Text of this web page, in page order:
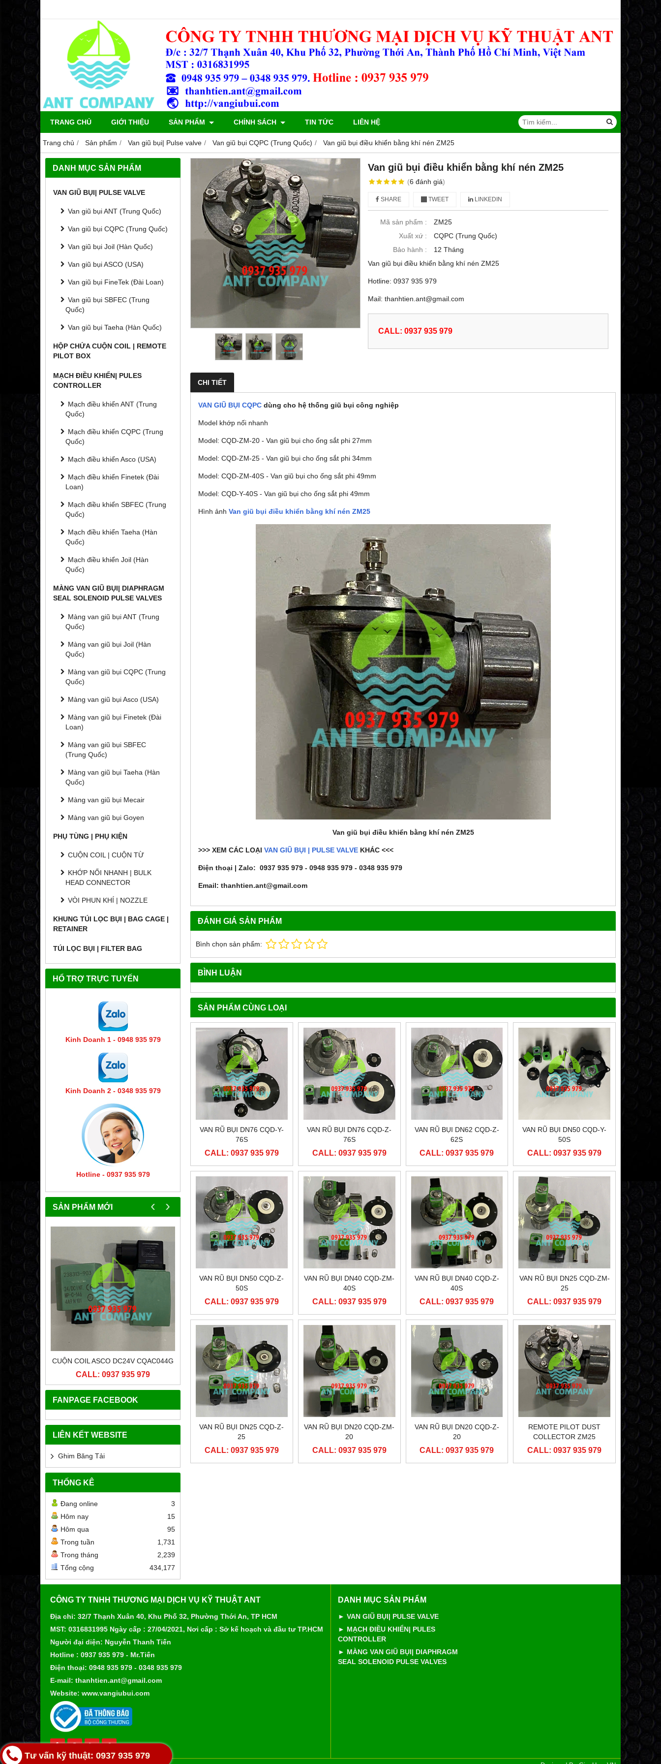
TRANG CHỦ GIỚI THIỆU SẢN PHẨM CHÍNH SÁCH TIN TỨC LIÊN HỆ
Trang chủ Sản phẩm Van giũ bụi| Pulse valve Van giũ bụi CQPC (Trung Quốc) Van giũ bụi điều khiển bằng khí nén ZM25
DANH MỤC SẢN PHẨM
VAN GIŨ BỤI| PULSE VALVE
Van giũ bụi ANT (Trung Quốc)
Van giũ bụi CQPC (Trung Quốc)
Van giũ bụi Joil (Hàn Quốc)
Van giũ bụi ASCO (USA)
Van giũ bụi FineTek (Đài Loan)
Van giũ bụi SBFEC (Trung
Quốc)
Van giũ bụi Taeha (Hàn Quốc)
HỘP CHỨA CUỘN COIL | REMOTE
PILOT BOX
MẠCH ĐIỀU KHIỂN| PULES
CONTROLLER
Mạch điều khiển ANT (Trung
Quốc)
Mạch điều khiển CQPC (Trung
Quốc)
Mạch điều khiển Asco (USA)
Mạch điều khiển Finetek (Đài
Loan)
Mạch điều khiển SBFEC (Trung
Quốc)
Mạch điều khiển Taeha (Hàn
Quốc)
Mạch điều khiển Joil (Hàn
Quốc)
MÀNG VAN GIŨ BỤI| DIAPHRAGM
SEAL SOLENOID PULSE VALVES
Màng van giũ bụi ANT (Trung
Quốc)
Màng van giũ bụi Joil (Hàn
Quốc)
Màng van giũ bụi CQPC (Trung
Quốc)
Màng van giũ bụi Asco (USA)
Màng van giũ bụi Finetek (Đài
Loan)
Màng van giũ bụi SBFEC
(Trung Quốc)
Màng van giũ bụi Taeha (Hàn
Quốc)
Màng van giũ bụi Mecair
Màng van giũ bụi Goyen
PHỤ TÙNG | PHỤ KIỆN
CUỘN COIL | CUỘN TỪ
KHỚP NỐI NHANH | BULK
HEAD CONNECTOR
VÒI PHUN KHÍ | NOZZLE
KHUNG TÚI LỌC BỤI | BAG CAGE |
RETAINER
TÚI LỌC BỤI | FILTER BAG
HỔ TRỢ TRỰC TUYẾN
Kinh Doanh 1 - 0948 935 979
Kinh Doanh 2 - 0348 935 979
Hotline - 0937 935 979
SẢN PHẨM MỚI
CUỘN COIL ASCO DC24V CQAC044G
CALL: 0937 935 979
ĐẦU CUỘN COIL TAEHA CQTHP
CALL: 0937 935 979
ĐẦU CUỘN COIL ASCO CQAP044
CALL: 0937 935 979
ĐẦU CUỘN COIL ASCO CQAP051
CALL: 0937 935 979
ĐẦU CUỘN
CALL: 0937
‹ ›
FANPAGE FACEBOOK
LIÊN KẾT WEBSITE
Ghim Băng Tải
THỐNG KÊ
Đang online
3
Hôm nay
15
Hôm qua
95
Trong tuần
1,731
Trong tháng
2,239
Tổng cộng
434,177
Van giũ bụi điều khiển bằng khí nén ZM25
(6 đánh giá)
SHARE TWEET LINKEDIN
Mã sản phẩm :
ZM25
Xuất xứ :
CQPC (Trung Quốc)
Bảo hành :
12 Tháng
Van giũ bụi điều khiển bằng khí nén ZM25
Hotline: 0937 935 979
Mail: thanhtien.ant@gmail.com
CALL: 0937 935 979
CHI TIẾT
VAN GIŨ BỤI CQPC dùng cho hệ thống giũ bụi công nghiệp
Model khớp nối nhanh
Model: CQD-ZM-20 - Van giũ bụi cho ống sắt phi 27mm
Model: CQD-ZM-25 - Van giũ bụi cho ống sắt phi 34mm
Model: CQD-ZM-40S - Van giũ bụi cho ống sắt phi 49mm
Model: CQD-Y-40S - Van giũ bụi cho ống sắt phi 49mm
Hình ảnh Van giũ bụi điều khiển bằng khí nén ZM25
Van giũ bụi điều khiển bằng khí nén ZM25
>>> XEM CÁC LOẠI VAN GIŨ BỤI | PULSE VALVE KHÁC <<<
Điện thoại | Zalo: 0937 935 979 - 0948 935 979 - 0348 935 979
Email: thanhtien.ant@gmail.com
ĐÁNH GIÁ SẢN PHẨM
Bình chọn sản phẩm:
BÌNH LUẬN
SẢN PHẨM CÙNG LOẠI
VAN RŨ BỤI DN76 CQD-Y-
76S
CALL: 0937 935 979
VAN RŨ BỤI DN76 CQD-Z-
76S
CALL: 0937 935 979
VAN RŨ BỤI DN62 CQD-Z-
62S
CALL: 0937 935 979
VAN RŨ BỤI DN50 CQD-Y-
50S
CALL: 0937 935 979
VAN RŨ BỤI DN50 CQD-Z-
50S
CALL: 0937 935 979
VAN RŨ BỤI DN40 CQD-ZM-
40S
CALL: 0937 935 979
VAN RŨ BỤI DN40 CQD-Z-
40S
CALL: 0937 935 979
VAN RŨ BỤI DN25 CQD-ZM-
25
CALL: 0937 935 979
VAN RŨ BỤI DN25 CQD-Z-
25
CALL: 0937 935 979
VAN RŨ BỤI DN20 CQD-ZM-
20
CALL: 0937 935 979
VAN RŨ BỤI DN20 CQD-Z-
20
CALL: 0937 935 979
REMOTE PILOT DUST
COLLECTOR ZM25
CALL: 0937 935 979
CÔNG TY TNHH THƯƠNG MẠI DỊCH VỤ KỸ THUẬT ANT
Địa chỉ: 32/7 Thạnh Xuân 40, Khu Phố 32, Phường Thới An, TP HCM
MST: 0316831995 Ngày cấp : 27/04/2021, Nơi cấp : Sở kế hoạch và đầu tư TP.HCM
Người đại diện: Nguyễn Thanh Tiến
Hotline : 0937 935 979 - Mr.Tiến
Điện thoại: 0948 935 979 - 0348 935 979
E-mail: thanhtien.ant@gmail.com
Website: www.vangiubui.com
DANH MỤC SẢN PHẨM
► VAN GIŨ BỤI| PULSE VALVE
► MẠCH ĐIỀU KHIỂN| PULES
CONTROLLER
► MÀNG VAN GIŨ BỤI| DIAPHRAGM
SEAL SOLENOID PULSE VALVES
Tư vấn kỹ thuật: 0937 935 979